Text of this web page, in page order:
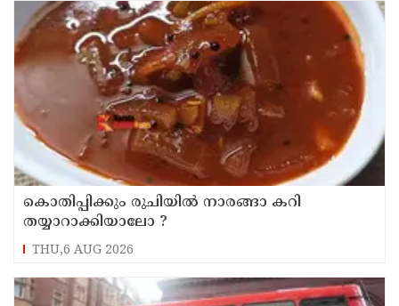
കൊതിപ്പിക്കും രുചിയിൽ നാരങ്ങാ കറി
തയ്യാറാക്കിയാലോ ?
THU,6 AUG 2026